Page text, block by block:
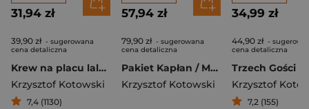
31,94 zł
39,90 zł - sugerowana
cena detaliczna
Krew na placu lalek
Krzysztof Kotowski
7,4 (1130)
57,94 zł
79,90 zł - sugerowana
cena detaliczna
Pakiet Kapłan / Modlitwa do Boga złego / Czas Czarnych Luster
Krzysztof Kotowski
34,99 zł
44,90 zł -
cena detaliczna
Krzysztof
7,2 (155)